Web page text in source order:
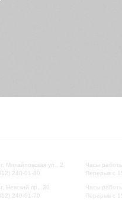
Михайловская ул., 2
240-01-80
Невский пр., 30
240-01-70
Часы
Перерыв с
Часы
Перерыв с